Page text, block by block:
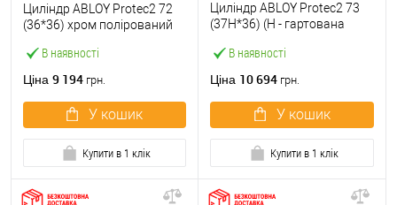
В наявності
Циліндр ABLOY Protec2 72
(36*36) хром полірований
Ціна 9 194 грн.
У кошик
Купити в 1 клік
В наявності
Циліндр ABLOY Protec2 73
(37H*36) (H - гартована
Ціна 10 694 грн.
У кошик
Купити в 1 клік